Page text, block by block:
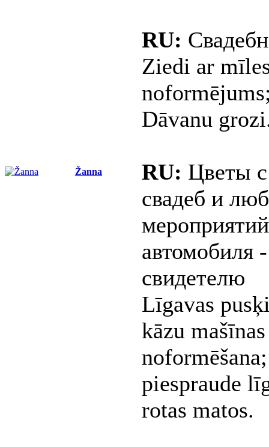
RU:
Žanna
Ziedi ar
Dāvanu
RU: Цветы
свадеб и
автомобиля
свидетелю
Līgavas
kāzu
piespraude
rotas matos.